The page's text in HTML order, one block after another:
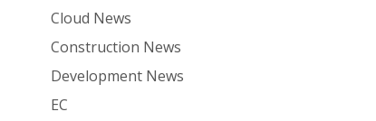
Cloud News
Construction News
Development News
EC